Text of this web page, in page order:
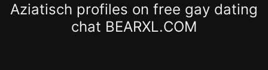
Aziatisch profiles on free gay dating
chat BEARXL.COM